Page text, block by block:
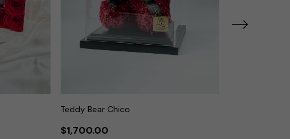
Teddy Bear Chico
$1,700.00